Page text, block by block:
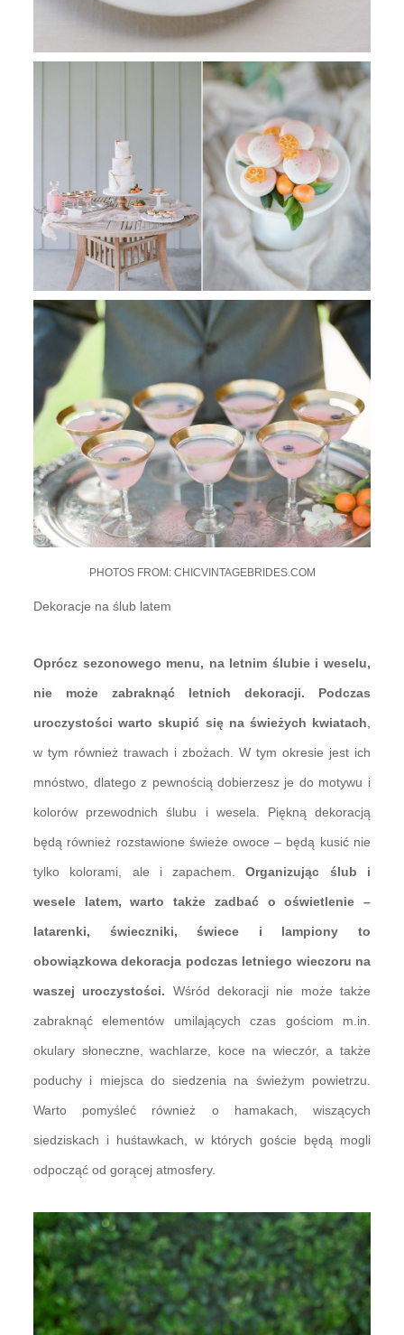
PHOTOS FROM: CHICVINTAGEBRIDES.COM
Dekoracje na ślub latem
Oprócz sezonowego menu, na letnim ślubie i weselu,
nie może zabraknąć letnich dekoracji. Podczas
uroczystości warto skupić się na świeżych kwiatach
w tym również trawach i zbożach. W tym okresie jest ich
mnóstwo, dlatego z pewnością dobierzesz je do motywu i
kolorów przewodnich ślubu i wesela. Piękną dekoracją
będą również rozstawione świeże owoce – będą kusić nie
tylko kolorami, ale i zapachem.Organizując ślub i
wesele latem, warto także zadbać o oświetlenie –
latarenki, świeczniki, świece i lampiony to
obowiązkowa dekoracja podczas letniego wieczoru na
waszej uroczystości. Wśród dekoracji nie może także
zabraknąć elementów umilających czas gościom m.in.
okulary słoneczne, wachlarze, koce na wieczór, a także
poduchy i miejsca do siedzenia na świeżym powietrzu.
Warto pomyśleć również o hamakach, wiszących
siedziskach i huśtawkach, w których goście będą mogli
odpocząć od gorącej atmosfery.